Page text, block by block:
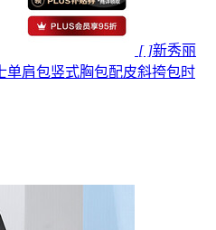
[ ]新秀丽
单肩包竖式胸包配皮斜挎包时